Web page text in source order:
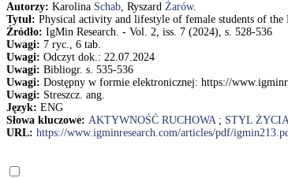
Autorzy: Karolina Schab, Ryszard Żarów.
Tytuł: Physical activity and lifestyle of female students of
Źródło: IgMin Research. - Vol. 2, iss. 7 (2024), s. 528-536
Uwagi: 7 ryc., 6 tab.
Uwagi: Odczyt dok.: 22.07.2024
Uwagi: Bibliogr. s. 535-536
Uwagi: Dostępny w formie elektronicznej: https://
Uwagi: Streszcz. ang.
Język: ENG
Słowa kluczowe: AKTYWNOŚĆ RUCHOWA; STYL ŻYCIA
URL: https://www.igminresearch.com/articles/pdf/